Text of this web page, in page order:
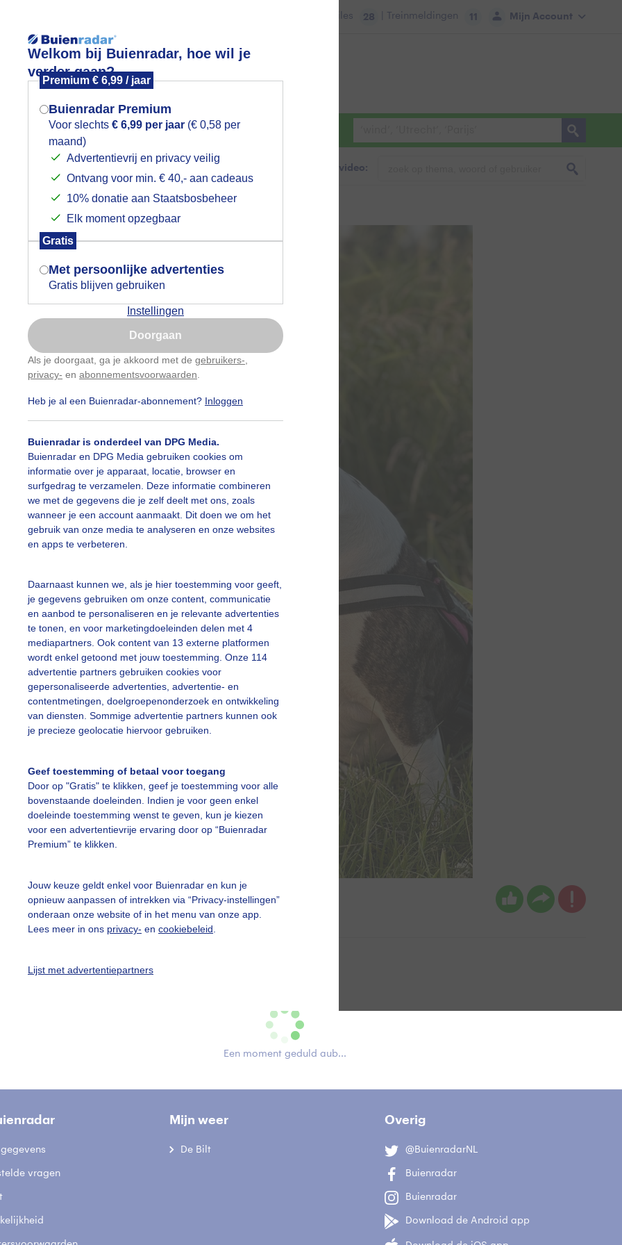
Welkom bij Buienradar, hoe wil je
verder gaan?
Premium € 6,99 / jaar
Buienradar Premium
Voor slechts € 6,99 per jaar (€ 0,58 per
maand)
Advertentievrij en privacy veilig
Ontvang voor min. € 40,- aan cadeaus
10% donatie aan Staatsbosbeheer
Elk moment opzegbaar
Gratis
Met persoonlijke advertenties
Gratis blijven gebruiken
Instellingen
Doorgaan
Als je doorgaat, ga je akkoord met de gebruikers-
privacy- en abonnementsvoorwaarden
Heb je al een Buienradar-abonnement? Inloggen
Buienradar is onderdeel van DPG Media.
Buienradar en DPG Media gebruiken cookies om
informatie over je apparaat, locatie, browser en
surfgedrag te verzamelen. Deze informatie combineren
we met de gegevens die je zelf deelt met ons, zoals
wanneer je een account aanmaakt. Dit doen we om het
gebruik van onze media te analyseren en onze websites
en apps te verbeteren.
Daarnaast kunnen we, als je hier toestemming voor geeft,
je gegevens gebruiken om onze content, communicatie
en aanbod te personaliseren en je relevante advertenties
te tonen, en voor marketingdoeleinden delen met 4
mediapartners. Ook content van 13 externe platformen
wordt enkel getoond met jouw toestemming. Onze 114
advertentie partners gebruiken cookies voor
gepersonaliseerde advertenties, advertentie- en
contentmetingen, doelgroepenonderzoek en ontwikkeling
van diensten. Sommige advertentie partners kunnen ook
je precieze geolocatie hiervoor gebruiken.
Geef toestemming of betaal voor toegang
Door op "Gratis" te klikken, geef je toestemming voor alle
bovenstaande doeleinden. Indien je voor geen enkel
doeleinde toestemming wenst te geven, kun je kiezen
voor een advertentievrije ervaring door op “Buienradar
Premium” te klikken.
Jouw keuze geldt enkel voor Buienradar en kun je
opnieuw aanpassen of intrekken via “Privacy-instellingen”
onderaan onze website of in het menu van onze app.
Lees meer in ons privacy- en cookiebeleid
Lijst met advertentiepartners
Mijn Account
Files 28 | Treinmeldingen 11
Foto en video Weerzine
Zoeken in foto & video:
public Gemaakt: 13-06-2025, 19x bekeken
Een moment geduld aub...
vragen
Mijn weer
De Bilt
Overig
@BuienradarNL
Buienradar
Buienradar
Download de Android app
Mogen we je locatie gebruiken voor
het weer?
Indien je hier nog geen akkoord op hebt
gegeven, verschijnt er zo een pop-up uit
je browser waarin deze toestemming
gevraagd wordt.
Is goed, toon de popup
Nu niet, misschien later
Gebruik je Safari en wil je niet elke dag deze pop-up
Klikhierom dit aan te passen